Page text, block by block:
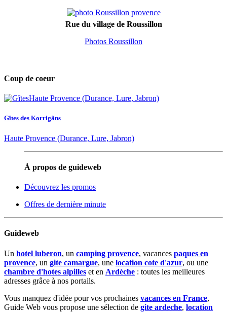
Rue du village de Roussillon
Photos Roussillon
Coup de coeur
Gîtes des Korrigâns
Haute Provence (Durance, Lure, Jabron)
À propos de guideweb
Découvrez les promos
Offres de dernière minute
Guideweb
Un hotel luberon, un camping provence, vacances paques en
provence, un gite camargue, une location cote d'azur, ou une
chambre d'hotes alpilles et en Ardèche : toutes les meilleures
adresses grâce à nos portails.
Vous manquez d'idée pour vos prochaines vacances en France,
Guide Web vous propose une sélection de gite ardeche, location